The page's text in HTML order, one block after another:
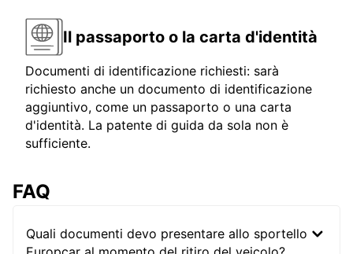
Il passaporto o la carta d'identità
Documenti di identificazione richiesti: sarà
richiesto anche un documento di identificazione
aggiuntivo, come un passaporto o una carta
d'identità. La patente di guida da sola non è
sufficiente.
FAQ
Quali documenti devo presentare allo sportello